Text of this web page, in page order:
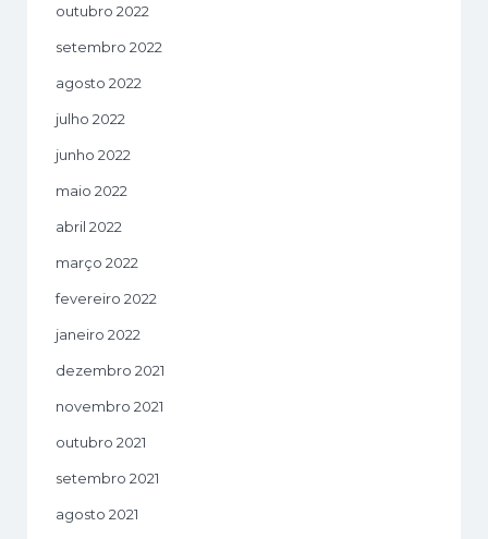
outubro 2022
setembro 2022
agosto 2022
julho 2022
junho 2022
maio 2022
abril 2022
março 2022
fevereiro 2022
janeiro 2022
dezembro 2021
novembro 2021
outubro 2021
setembro 2021
agosto 2021